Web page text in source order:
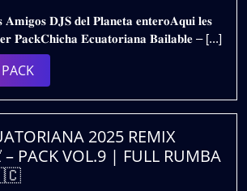
de
2025
EXTENDED
2025
|
GRATIS
𝐀𝐦𝐢𝐠𝐨𝐬 𝐃𝐉𝐒 𝐝𝐞𝐥 𝐏𝐥𝐚𝐧𝐞𝐭𝐚 𝐞𝐧𝐭𝐞𝐫𝐨𝐀𝐪𝐮𝐢 𝐥𝐞𝐬
𝐏𝐚𝐜𝐤𝐂𝐡𝐢𝐜𝐡𝐚 𝐄𝐜𝐮𝐚𝐭𝐨𝐫𝐢𝐚𝐧𝐚 𝐁𝐚𝐢𝐥𝐚𝐛𝐥𝐞 – [...]
DESCARGAR
PACK
2025 REMIX
– PACK VOL.9 | FULL RUMBA